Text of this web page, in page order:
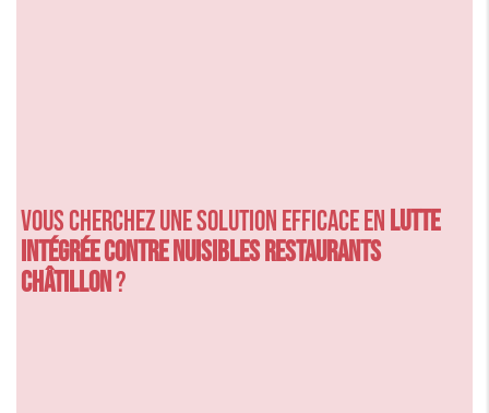
Vous cherchez une solution efficace enLutte
intégrée contre nuisibles restaurants
Châtillon?